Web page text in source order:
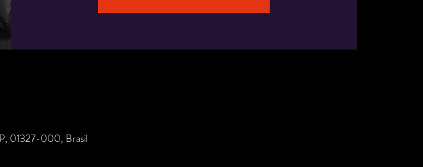
01327-000, Brasil